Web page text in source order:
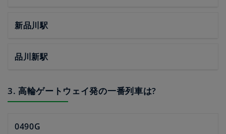
新品川駅
品川新駅
3. 高輪ゲートウェイ発の一番列車は?
0490G